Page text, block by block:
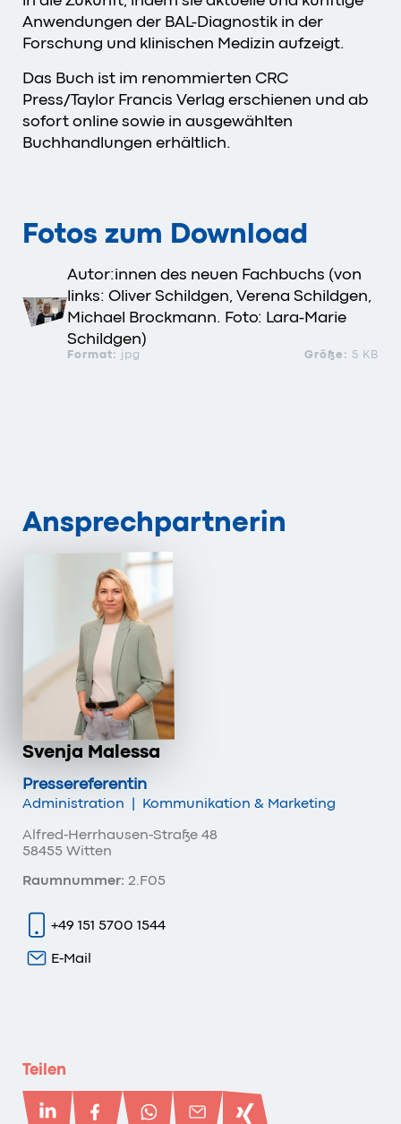
Anwendungen der BAL-Diagnostik in der
Forschung und klinischen Medizin aufzeigt.
Das Buch ist im renommierten CRC
Press/Taylor Francis Verlag erschienen und ab
sofort online sowie in ausgewählten
Buchhandlungen erhältlich.
Fotos zum Download
Autor:innen des neuen Fachbuchs (von
links: Oliver Schildgen, Verena Schildgen,
Michael Brockmann. Foto: Lara-Marie
Schildgen)
Format: jpg Größe: 5 KB
Ansprechpartnerin
Svenja Malessa
Pressereferentin
Administration
Kommunikation & Marketing
Alfred-Herrhausen-Straße 48
58455 Witten
Raumnummer: 2.F05
+49 151 5700 1544
E-Mail
Teilen